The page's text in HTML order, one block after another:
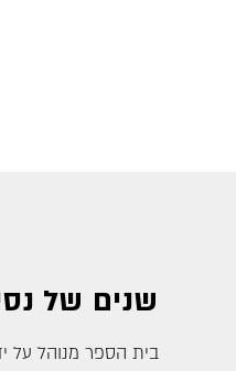
שנים של
בית הספר מנוהל על